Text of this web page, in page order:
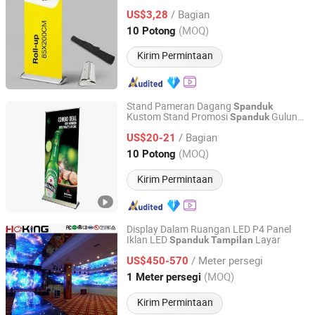
US$3,28 / Bagian
10 Potong (MOQ)
Kirim Permintaan
Shanghai, China Harga mulai 2013
Stand Pameran Dagang Spanduk
Kustom Stand PromosiSpanduk Gulung
kembali
US$20-21 / Bagian
10 Potong (MOQ)
Kirim Permintaan
Changzhou Onestopflag Co., Ltd.
Jiangsu, China Harga mulai 2021
Display Dalam Ruangan LED P4 Panel
Iklan LEDSpandukTampilan Layar
US$450-570 / Meter persegi
1 Meter persegi (MOQ)
Kirim Permintaan
sz hongking stage equipment co., ltd.
Guangdong, China Harga mulai 2016